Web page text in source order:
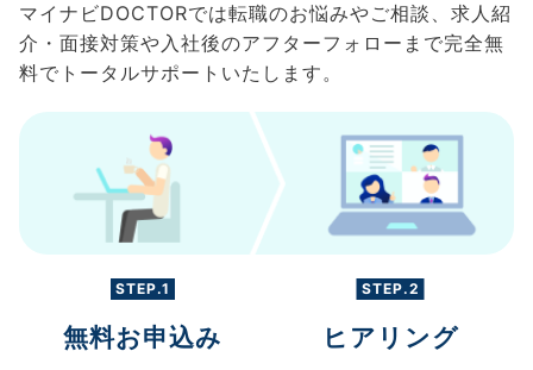
マイナビDOCTORでは転職のお悩みやご相談、求人紹
介・面接対策や入社後のアフターフォローまで完全無
料でトータルサポートいたします。
STEP.1
無料お申込み
STEP.2
ヒアリング